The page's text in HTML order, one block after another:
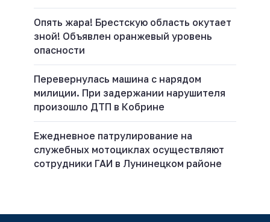
Опять жара! Брестскую область окутает
зной! Объявлен оранжевый уровень
опасности
Перевернулась машина с нарядом
милиции. При задержании нарушителя
произошло ДТП в Кобрине
Ежедневное патрулирование на
служебных мотоциклах осуществляют
сотрудники ГАИ в Лунинецком районе